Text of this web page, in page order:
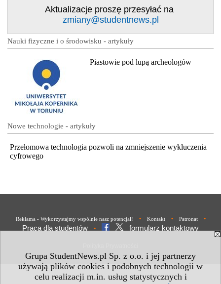
Grupa StudentNews.pl Sp. z o.o. i jej partnerzy
używają plików cookies i podobnych technologii w
celu realizacji m.in. usług statystycznych i
Aktualizacje proszę przesyłać na
zmiany@studentnews.pl
Nauki fizyczne i o środowisku - artykuły
Piastowie pod lupą archeologów
Nowe technologie - artykuły
Przełomowa technologia pozwoli na zmniejszenie wykluczenia
cyfrowego
Reklama - Wykorzystajmy wspólnie nasz potencjał! • Kontakt • Patronat •
Praca dla studentów • formularz kontaktowy